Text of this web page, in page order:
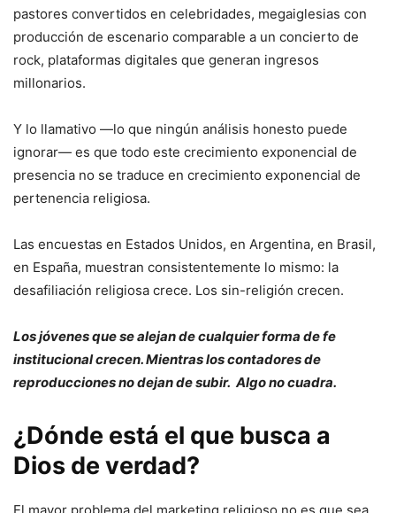
pastores convertidos en celebridades, megaiglesias con
producción de escenario comparable a un concierto de
rock, plataformas digitales que generan ingresos
millonarios.
Y lo llamativo —lo que ningún análisis honesto puede
ignorar— es que todo este crecimiento exponencial de
presencia no se traduce en crecimiento exponencial de
pertenencia religiosa.
Las encuestas en Estados Unidos, en Argentina, en Brasil,
en España, muestran consistentemente lo mismo: la
desafiliación religiosa crece. Los sin-religión crecen.
Los jóvenes que se alejan de cualquier forma de fe
institucional crecen. Mientras los contadores de
reproducciones no dejan de subir. Algo no cuadra.
¿Dónde está el que busca a
Dios de verdad?